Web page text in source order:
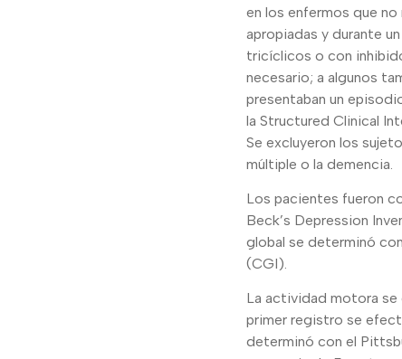
en los enfermos que
apropiadas y durante
tricíclicos o con
necesario; a algunos
presentaban un
la Structured Clinical
Se excluyeron los
múltiple o la demencia.
Los pacientes fueron
Beck’s Depression
global se determinó
(CGI).
La actividad motora se
primer registro se
determinó con el